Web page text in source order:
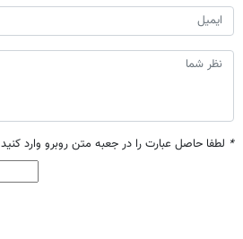
* لطفا حاصل عبارت را در جعبه متن روبرو وارد کنید